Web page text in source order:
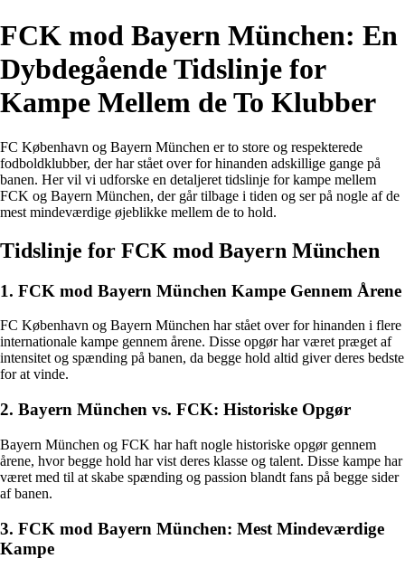
FCK mod Bayern München: En
Dybdegående Tidslinje for
Kampe Mellem de To Klubber
FC København og Bayern München er to store og respekterede
fodboldklubber, der har stået over for hinanden adskillige gange på
banen. Her vil vi udforske en detaljeret tidslinje for kampe mellem
FCK og Bayern München, der går tilbage i tiden og ser på nogle af de
mest mindeværdige øjeblikke mellem de to hold.
Tidslinje for FCK mod Bayern München
1. FCK mod Bayern München Kampe Gennem Årene
FC København og Bayern München har stået over for hinanden i flere
internationale kampe gennem årene. Disse opgør har været præget af
intensitet og spænding på banen, da begge hold altid giver deres bedste
for at vinde.
2. Bayern München vs. FCK: Historiske Opgør
Bayern München og FCK har haft nogle historiske opgør gennem
årene, hvor begge hold har vist deres klasse og talent. Disse kampe har
været med til at skabe spænding og passion blandt fans på begge sider
af banen.
3. FCK mod Bayern München: Mest Mindeværdige
Kampe